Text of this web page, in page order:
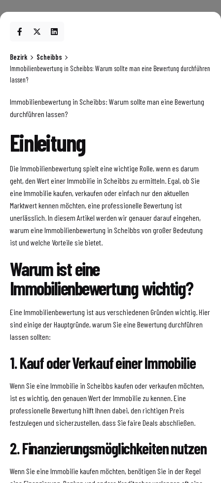
Bezirk
Scheibbs
Immobilienbewertung in Scheibbs: Warum sollte man eine Bewertung durchführen
lassen?
Immobilienbewertung in Scheibbs: Warum sollte man eine Bewertung
durchführen lassen?
Einleitung
Die Immobilienbewertung spielt eine wichtige Rolle, wenn es darum
geht, den Wert einer Immobilie in Scheibbs zu ermitteln. Egal, ob Sie
eine Immobilie kaufen, verkaufen oder einfach nur den aktuellen
Marktwert kennen möchten, eine professionelle Bewertung ist
unerlässlich. In diesem Artikel werden wir genauer darauf eingehen,
warum eine Immobilienbewertung in Scheibbs von großer Bedeutung
ist und welche Vorteile sie bietet.
Warum ist eine
Immobilienbewertung wichtig?
Eine Immobilienbewertung ist aus verschiedenen Gründen wichtig. Hier
sind einige der Hauptgründe, warum Sie eine Bewertung durchführen
lassen sollten:
1. Kauf oder Verkauf einer Immobilie
Wenn Sie eine Immobilie in Scheibbs kaufen oder verkaufen möchten,
ist es wichtig, den genauen Wert der Immobilie zu kennen. Eine
professionelle Bewertung hilft Ihnen dabei, den richtigen Preis
festzulegen und sicherzustellen, dass Sie faire Deals abschließen.
2. Finanzierungsmöglichkeiten nutzen
Wenn Sie eine Immobilie kaufen möchten, benötigen Sie in der Regel